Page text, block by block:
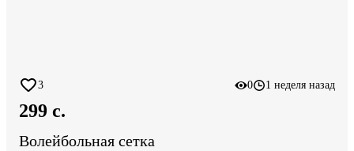
3 0 1 неделя назад
299 c.
Волейбольная сетка